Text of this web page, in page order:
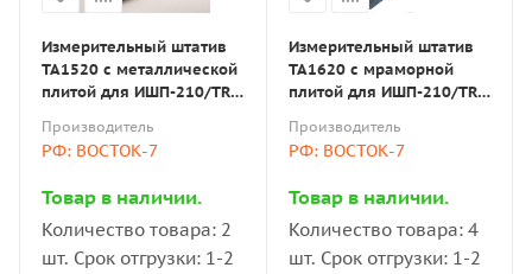
Измерительный штатив
ТА1520 с металлической
плитой для ИШП-210/TR-
Производитель
РФ: ВОСТОК-7
Товар в наличии.
Количество товара: 2
шт. Срок отгрузки: 1-2
Измерительный штатив
ТА1620 с мраморной
плитой для ИШП-210/TR-
Производитель
РФ: ВОСТОК-7
Товар в наличии.
Количество товара: 4
шт. Срок отгрузки: 1-2